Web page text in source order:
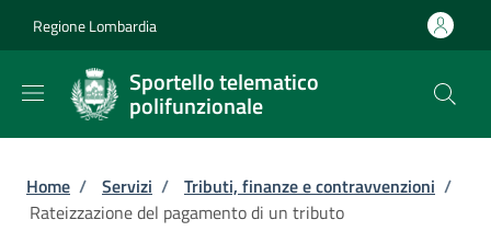
Regione Lombardia
Sportello telematico
polifunzionale
Briciole di pane
Home / Servizi / Tributi, finanze e contravvenzioni /
Rateizzazione del pagamento di un tributo